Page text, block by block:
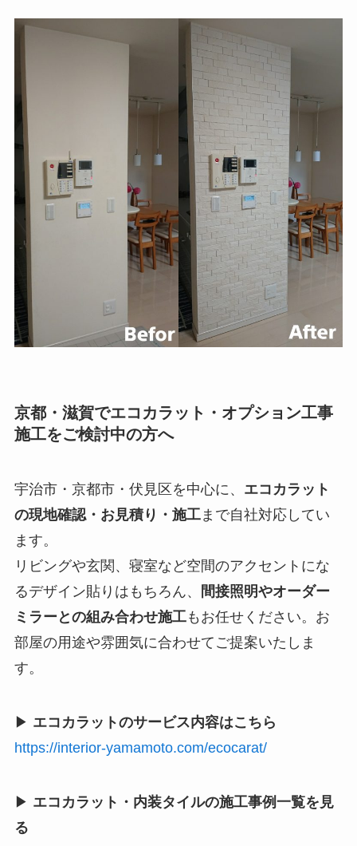
京都・滋賀でエコカラット・オプション工事
施工をご検討中の方へ
宇治市・京都市・伏見区を中心に、 エコカラット
の現地確認・お見積り・施工まで自社対応してい
ます。
リビングや玄関、寝室など空間のアクセントにな
るデザイン貼りはもちろん、
間接照明やオーダー
ミラーとの組み合わせ施工もお任せください。お
部屋の用途や雰囲気に合わせてご提案いたしま
す。
▶ エコカラットのサービス内容はこちら
https://interior-yamamoto.com/ecocarat/
▶ エコカラット・内装タイルの施工事例一覧を見
る